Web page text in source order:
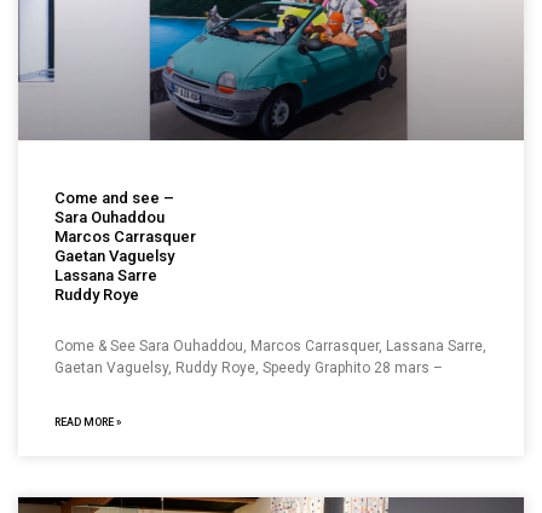
Come and see –
Sara Ouhaddou
Marcos Carrasquer
Gaetan Vaguelsy
Lassana Sarre
Ruddy Roye
Come & See Sara Ouhaddou, Marcos Carrasquer, Lassana Sarre,
Gaetan Vaguelsy, Ruddy Roye, Speedy Graphito 28 mars –
READ MORE »